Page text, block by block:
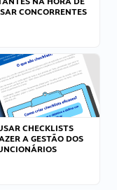
CONCORRENTES
CHECKLISTS
A GESTÃO DOS